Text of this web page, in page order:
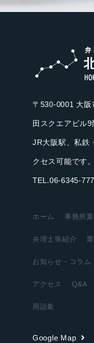
〒530-0001 大
田スクエアビル9
JR大阪駅、私鉄
クセス可能です。
TEL.06-6345-
ホーム 事務所
弁理士等紹介
お知らせ・コラム
アクセス Q&A
用語集
Google Map